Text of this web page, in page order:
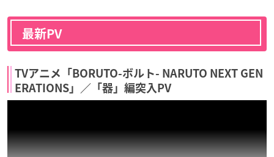
最新PV
TVアニメ「BORUTO-ボルト- NARUTO NEXT GEN
ERATIONS」／「器」編突入PV